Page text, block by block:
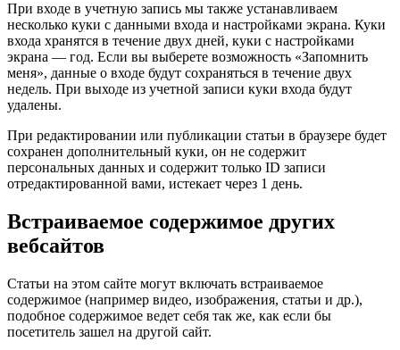
При входе в учетную запись мы также устанавливаем
несколько куки с данными входа и настройками экрана. Куки
входа хранятся в течение двух дней, куки с настройками
экрана — год. Если вы выберете возможность «Запомнить
меня», данные о входе будут сохраняться в течение двух
недель. При выходе из учетной записи куки входа будут
удалены.
При редактировании или публикации статьи в браузере будет
сохранен дополнительный куки, он не содержит
персональных данных и содержит только ID записи
отредактированной вами, истекает через 1 день.
Встраиваемое содержимое других
вебсайтов
Статьи на этом сайте могут включать встраиваемое
содержимое (например видео, изображения, статьи и др.),
подобное содержимое ведет себя так же, как если бы
посетитель зашел на другой сайт.